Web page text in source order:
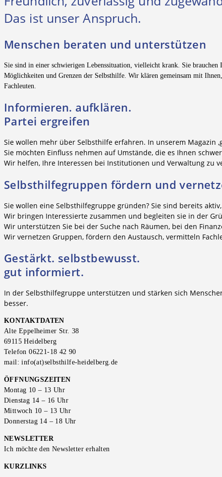
Das ist unser Anspruch.
Menschen beraten und unterstützen
Sie sind in einer schwierigen Lebenssituation, vielleicht krank. Sie
Möglichkeiten und Grenzen der Selbsthilfe. Wir klären gemeinsam mit
Fachleuten.
Informieren. aufklären.
Partei ergreifen
Sie wollen mehr über Selbsthilfe erfahren. In unserem Magazin
Sie möchten Einfluss nehmen auf Umstände, die es Ihnen
Wir helfen, Ihre Interessen bei Institutionen und Verwaltung zu
Selbsthilfegruppen fördern und
Sie wollen eine Selbsthilfegruppe gründen? Sie sind bereits
Wir bringen Interessierte zusammen und begleiten sie in der
Wir unterstützen Sie bei der Suche nach Räumen, bei den
Wir vernetzen Gruppen, fördern den Austausch, vermitteln
Gestärkt. selbstbewusst.
gut informiert.
In der Selbsthilfegruppe unterstützen und stärken sich
besser.
KONTAKTDATEN
Alte Eppelheimer Str. 38
69115 Heidelberg
Telefon 06221-18 42 90
mail: info(at)selbsthilfe-heidelberg.de
ÖFFNUNGSZEITEN
Montag 10 – 13 Uhr
Dienstag 14 – 16 Uhr
Mittwoch 10 – 13 Uhr
Donnerstag 14 – 18 Uhr
NEWSLETTER
Ich möchte den Newsletter erhalten
KURZLINKS